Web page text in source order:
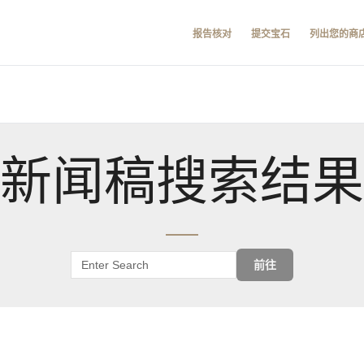
报告核对 提交宝石 列出您的商
新闻稿搜索结果
前往